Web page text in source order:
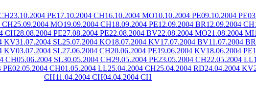
23.10.2004 PE17.10.2004 CH16.10.2004 MO10.10.2004 PE09.10.2004 PE
CH25.09.2004 MO19.09.2004 CH18.09.2004 PE12.09.2004 BR12.09.2004 CH
CH28.08.2004 PE27.08.2004 PE22.08.2004 BV22.08.2004 MO21.08.2004 MI
KV31.07.2004 SL25.07.2004 KO18.07.2004 KV17.07.2004 BV11.07.2004 BR
KV03.07.2004 SL27.06.2004 CH20.06.2004 PE19.06.2004 KV18.06.2004 PE
CH05.06.2004 SL30.05.2004 CH29.05.2004 PE23.05.2004 CH22.05.2004 LL
PE02.05.2004 CH01.05.2004 LL25.04.2004 CH25.04.2004 RD24.04.2004 KV
CH11.04.2004 CH04.04.2004 CH